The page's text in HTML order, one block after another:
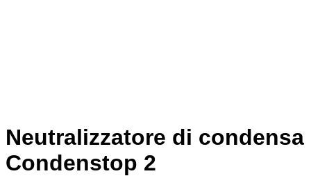
Neutralizzatore di condensa
Condenstop 2